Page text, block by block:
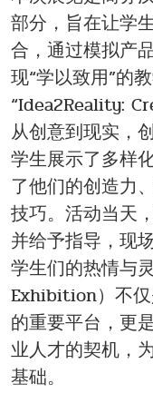
部分，旨在让学
合，通过模拟产
现“学以致用”的
“Idea2Reality:
从创意到现实，
学生展示了多样
了他们的创造力
技巧。活动当天
并给予指导，现
学生们的热情与
Exhibition）不
的重要平台，更
业人才的契机，
基础。